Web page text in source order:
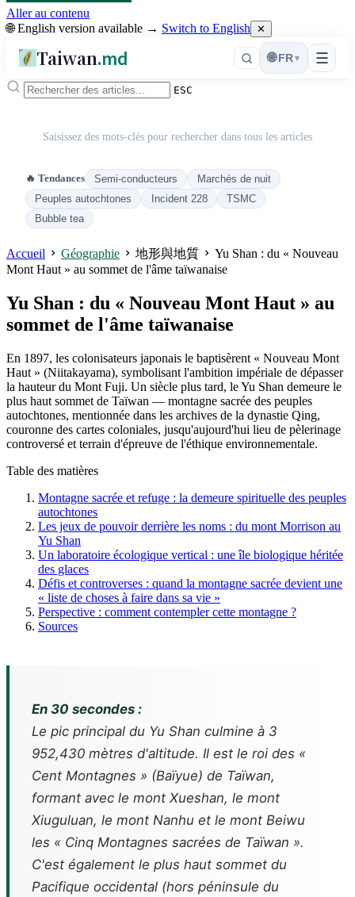
Aller au contenu
🌐 English version available → Switch to English ✕
Taiwan.md ☰
🌐 FR ▾
ESC
Saisissez des mots-clés pour rechercher dans tous les articles
🔥 Tendances Semi-conducteurs
Marchés de nuit
Peuples autochtones
Incident 228
TSMC
Bubble tea
Accueil Géographie 地形與地質
Yu Shan : du « Nouveau
Mont Haut » au sommet de l'âme taïwanaise
Yu Shan : du « Nouveau Mont Haut » au
sommet de l'âme taïwanaise
En 1897, les colonisateurs japonais le baptisèrent « Nouveau Mont
Haut » (Niitakayama), symbolisant l'ambition impériale de dépasser
la hauteur du Mont Fuji. Un siècle plus tard, le Yu Shan demeure le
plus haut sommet de Taïwan — montagne sacrée des peuples
autochtones, mentionnée dans les archives de la dynastie Qing,
couronne des cartes coloniales, jusqu'aujourd'hui lieu de pèlerinage
controversé et terrain d'épreuve de l'éthique environnementale.
Table des matières
Montagne sacrée et refuge : la demeure spirituelle des peuples
autochtones
Les jeux de pouvoir derrière les noms : du mont Morrison au
Yu Shan
Un laboratoire écologique vertical : une île biologique héritée
des glaces
Défis et controverses : quand la montagne sacrée devient une
« liste de choses à faire dans sa vie »
Perspective : comment contempler cette montagne ?
Sources
En 30 secondes :
Le pic principal du Yu Shan culmine à 3
952,430 mètres d'altitude. Il est le roi des «
Cent Montagnes » (Baïyue) de Taïwan,
formant avec le mont Xueshan, le mont
Xiuguluan, le mont Nanhu et le mont Beiwu
les « Cinq Montagnes sacrées de Taïwan ».
C'est également le plus haut sommet du
Pacifique occidental (hors péninsule du